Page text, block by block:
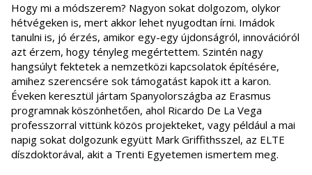
Hogy mi a módszerem? Nagyon sokat dolgozom, olykor
hétvégeken is, mert akkor lehet nyugodtan írni. Imádok
tanulni is, jó érzés, amikor egy-egy újdonságról, innovációról
azt érzem, hogy tényleg megértettem. Szintén nagy
hangsúlyt fektetek a nemzetközi kapcsolatok építésére,
amihez szerencsére sok támogatást kapok itt a karon.
Éveken keresztül jártam Spanyolországba az Erasmus
programnak köszönhetően, ahol Ricardo De La Vega
professzorral vittünk közös projekteket, vagy például a mai
napig sokat dolgozunk együtt Mark Griffithsszel, az ELTE
díszdoktorával, akit a Trenti Egyetemen ismertem meg.